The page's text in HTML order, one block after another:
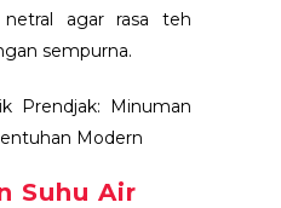
agar rasa teh
sempurna.
Prendjak: Minuman
Modern
Suhu Air